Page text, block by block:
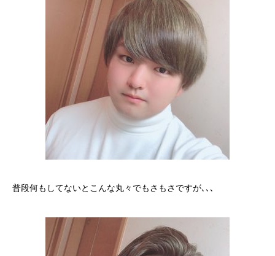
普段何もしてないとこんな丸々でもさもさですが､､､